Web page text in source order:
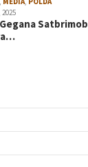
Satbrimob